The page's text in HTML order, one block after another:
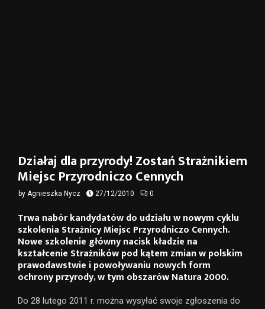
Działaj dla przyrody! Zostań Strażnikiem
Miejsc Przyrodniczo Cennych
by Agnieszka Nycz 27/12/2010 0
Trwa nabór kandydatów do udziału w nowym cyklu
szkolenia Strażnicy Miejsc Przyrodniczo Cennych.
Nowe szkolenie główny nacisk kładzie na
kształcenie Strażników pod kątem zmian w polskim
prawodawstwie i powoływaniu nowych form
ochrony przyrody, w tym obszarów Natura 2000.
Do 28 lutego 2011 r. można wysyłać swoje zgłoszenia do